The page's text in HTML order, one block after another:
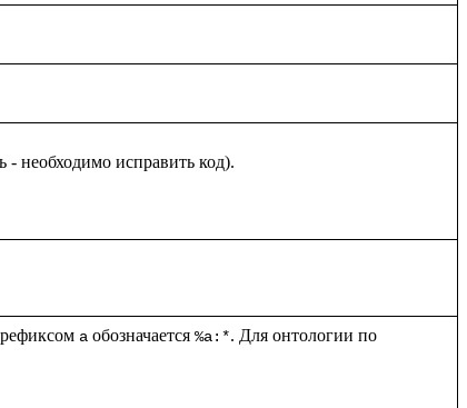
a обозначается %a:*. Для онтологии по